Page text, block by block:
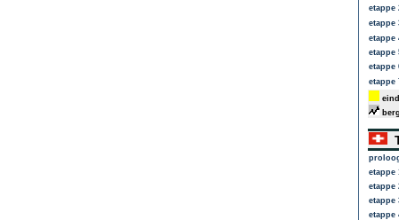
etappe
etappe
etappe
etappe
etappe
etappe
etappe
etappe
etappe
etappe